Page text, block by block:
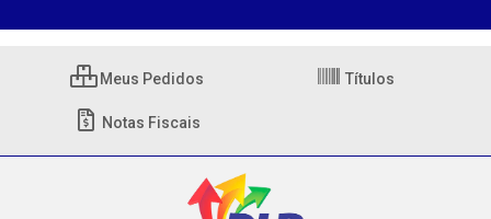
Meus Pedidos Títulos
Notas Fiscais